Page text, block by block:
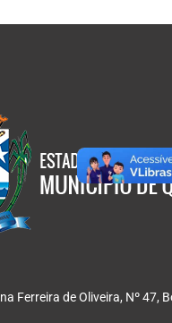
Ferreira de Oliveira, Nº 47,